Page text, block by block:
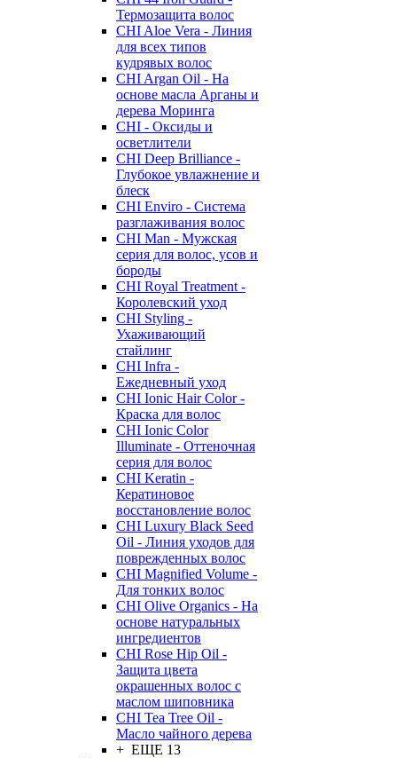
Термозащита волос
CHI Aloe Vera - Линия
для всех типов
кудрявых волос
CHI Argan Oil - На
основе масла Арганы и
дерева Моринга
CHI - Оксиды и
осветлители
CHI Deep Brilliance -
Глубокое увлажнение и
блеск
CHI Enviro - Система
разглаживания волос
CHI Man - Мужская
серия для волос, усов и
бороды
CHI Royal Treatment -
Королевский уход
CHI Styling -
Ухаживающий
стайлинг
CHI Infra -
Ежедневный уход
CHI Ionic Hair Color -
Краска для волос
CHI Ionic Color
Illuminate - Оттеночная
серия для волос
CHI Keratin -
Кератиновое
восстановление волос
CHI Luxury Black Seed
Oil - Линия уходов для
поврежденных волос
CHI Magnified Volume -
Для тонких волос
CHI Olive Organics - На
основе натуральных
ингредиентов
CHI Rose Hip Oil -
Защита цвета
окрашенных волос с
маслом шиповника
CHI Tea Tree Oil -
Масло чайного дерева
+ ЕЩЕ 13